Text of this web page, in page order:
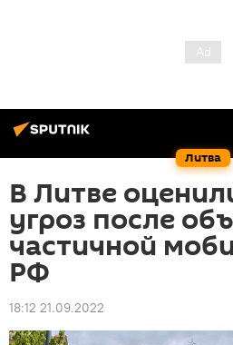
Литва
В Литве
угроз после
частичной
РФ
18:12 21.09.2022